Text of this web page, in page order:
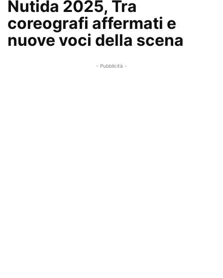
Nutida 2025, Tra
coreografi affermati e
nuove voci della scena
- Pubblicità -